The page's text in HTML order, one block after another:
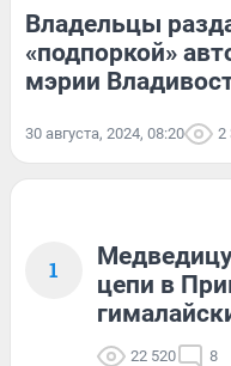
Владельцы
«подпоркой»
мэрии
30 августа, 2024, 08:20 2
1
цепи в
22 520 8